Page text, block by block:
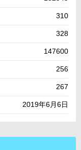
310
328
147600
256
267
2019年6月6日